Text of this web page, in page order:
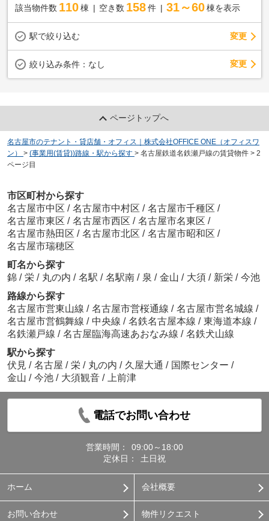
該当物件数 110棟 空き数 158 件 31～60 棟を表示
駅で絞り込む 変更
絞り込み条件： なし 変更
ページトップへ
名古屋市のテナント・貸店舗・オフィス｜株式会社OFFICE ONE（オフィスワ
ン）
> (事業用(賃貸))路線・駅から探す > 名古屋鉄道名鉄瀬戸線の賃貸物件 > 2
ページ目
市区町村から探す
名古屋市中区 / 名古屋市中村区 / 名古屋市千種区 /
名古屋市東区 / 名古屋市西区 / 名古屋市名東区 /
名古屋市熱田区 / 名古屋市北区 / 名古屋市昭和区 /
名古屋市瑞穂区
町名から探す
錦 / 栄 / 丸の内 / 名駅 / 名駅南 / 泉 / 金山 / 大須 / 新栄 / 今池
路線から探す
名古屋市営東山線 / 名古屋市営桜通線 / 名古屋市営名城線 /
名古屋市営鶴舞線 / 中央線 / 名鉄名古屋本線 / 東海道本線 /
名鉄瀬戸線 / 名古屋臨海高速あおなみ線 / 名鉄犬山線
駅から探す
伏見 / 名古屋 / 栄 / 丸の内 / 久屋大通 / 国際センター /
金山 / 今池 / 大須観音 / 上前津
電話でお問い合わせ
営業時間：
09:00～18:00
定休日：
土日祝
ホーム 会社概要
お問い合わせ 物件リクエスト